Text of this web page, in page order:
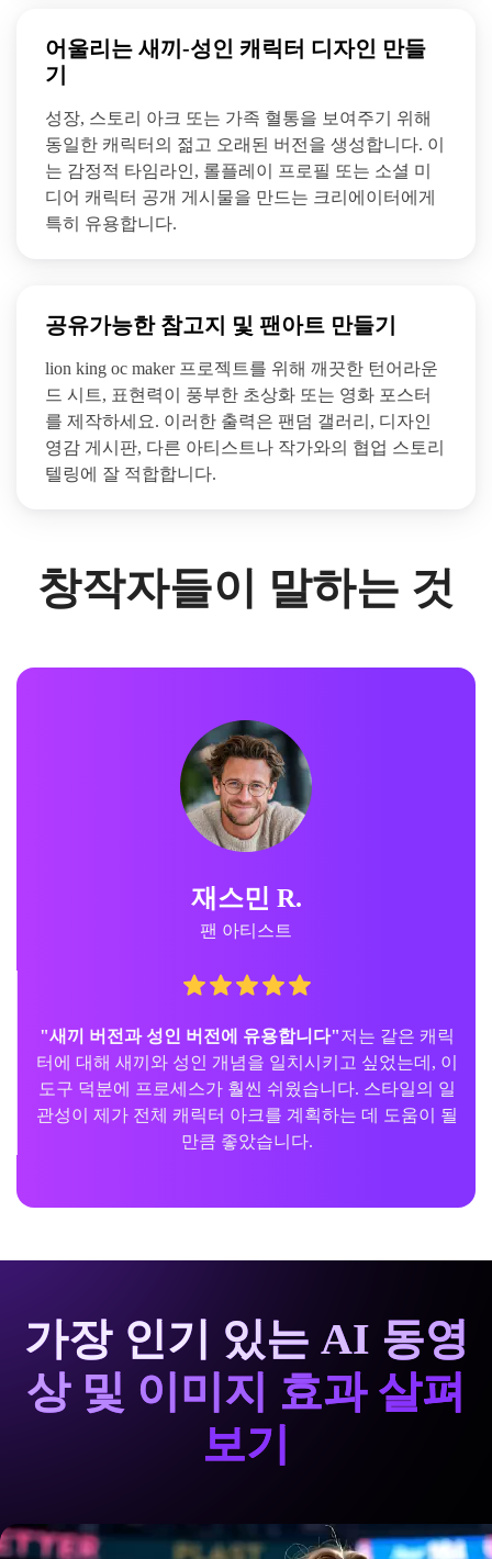
어울리는 새끼-성인 캐릭터 디자인 만들
기
성장, 스토리 아크 또는 가족 혈통을 보여주기 위해
동일한 캐릭터의 젊고 오래된 버전을 생성합니다. 이
는 감정적 타임라인, 롤플레이 프로필 또는 소셜 미
디어 캐릭터 공개 게시물을 만드는 크리에이터에게
특히 유용합니다.
공유가능한 참고지 및 팬아트 만들기
lion king oc maker 프로젝트를 위해 깨끗한 턴어라운
드 시트, 표현력이 풍부한 초상화 또는 영화 포스터
를 제작하세요. 이러한 출력은 팬덤 갤러리, 디자인
영감 게시판, 다른 아티스트나 작가와의 협업 스토리
텔링에 잘 적합합니다.
창작자들이 말하는 것
재스민 R.
팬 아티스트
"새끼 버전과 성인 버전에 유용합니다"저는 같은 캐릭
터에 대해 새끼와 성인 개념을 일치시키고 싶었는데, 이
도구 덕분에 프로세스가 훨씬 쉬웠습니다. 스타일의 일
관성이 제가 전체 캐릭터 아크를 계획하는 데 도움이 될
만큼 좋았습니다.
가장 인기 있는 AI 동영
상 및 이미지 효과 살펴
보기